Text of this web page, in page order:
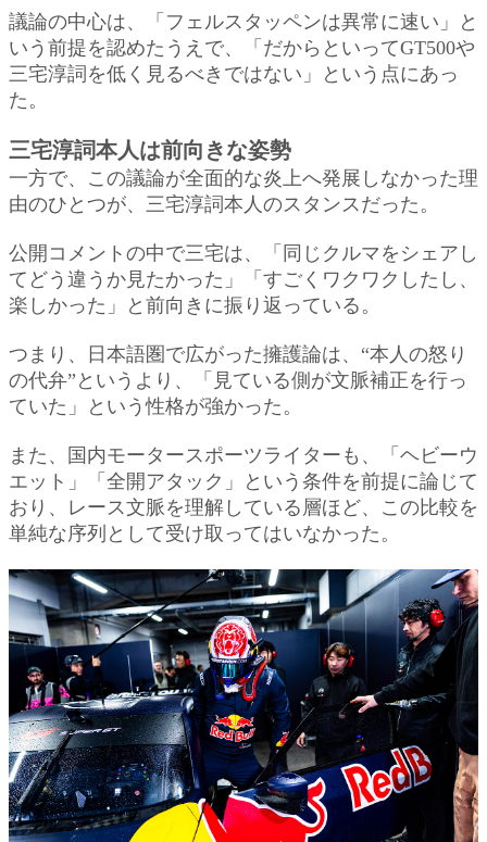
議論の中心は、「フェルスタッペンは異常に速い」と
いう前提を認めたうえで、「だからといってGT500や
三宅淳詞を低く見るべきではない」という点にあっ
た。
三宅淳詞本人は前向きな姿勢
一方で、この議論が全面的な炎上へ発展しなかった理
由のひとつが、三宅淳詞本人のスタンスだった。
公開コメントの中で三宅は、「同じクルマをシェアし
てどう違うか見たかった」「すごくワクワクしたし、
楽しかった」と前向きに振り返っている。
つまり、日本語圏で広がった擁護論は、“本人の怒り
の代弁”というより、「見ている側が文脈補正を行っ
ていた」という性格が強かった。
また、国内モータースポーツライターも、「ヘビーウ
エット」「全開アタック」という条件を前提に論じて
おり、レース文脈を理解している層ほど、この比較を
単純な序列として受け取ってはいなかった。